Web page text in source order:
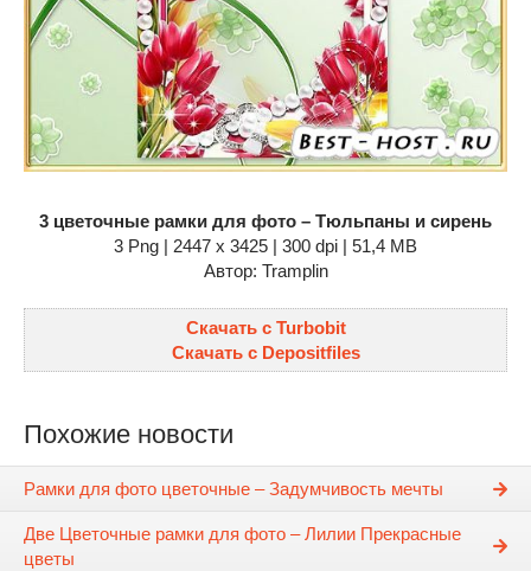
3 цветочные рамки для фото – Тюльпаны и сирень
3 Png | 2447 x 3425 | 300 dpi | 51,4 MB
Автор: Tramplin
Скачать с Turbobit
Скачать с Depositfiles
Похожие новости
Рамки для фото цветочные – Задумчивость мечты
Две Цветочные рамки для фото – Лилии Прекрасные
цветы